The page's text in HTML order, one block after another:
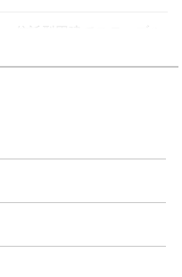
信託型円建てステーブル